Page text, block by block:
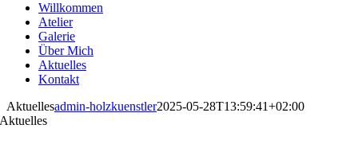
Willkommen
Atelier
Galerie
Über Mich
Aktuelles
Kontakt
Aktuellesadmin-holzkuenstler2025-05-28T13:59:41+02:00
Aktuelles